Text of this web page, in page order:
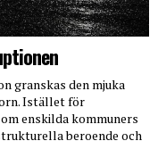
granskas den mjuka
Istället för
enskilda kommuners
beroende och